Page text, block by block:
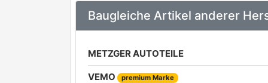
Baugleiche Artikel anderer
METZGER AUTOTEILE
VEMO premium Marke